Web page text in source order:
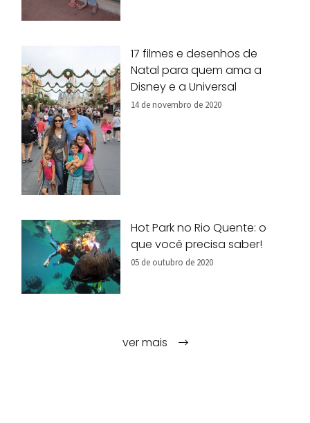
17 filmes e desenhos de
Natal para quem ama a
Disney e a Universal
14 de novembro de 2020
Hot Park no Rio Quente: o
que você precisa saber!
05 de outubro de 2020
ver mais